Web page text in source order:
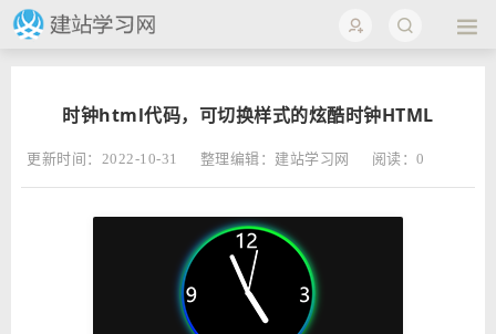
时钟html代码，可切换样式的炫酷时钟HTML
更新时间：2022-10-31 整理编辑：建站学习网 阅读：0